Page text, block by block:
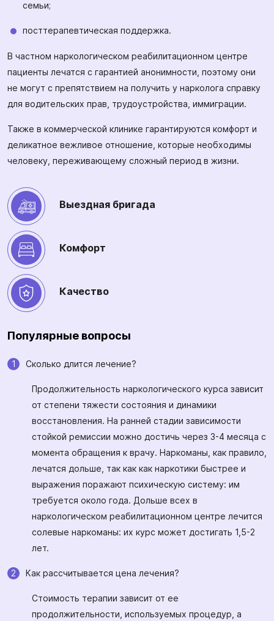
семьи;
посттерапевтическая поддержка.
В частном наркологическом реабилитационном центре
пациенты лечатся с гарантией анонимности, поэтому они
не могут с препятствием на получить у нарколога справку
для водительских прав, трудоустройства, иммиграции.
Также в коммерческой клинике гарантируются комфорт и
деликатное вежливое отношение, которые необходимы
человеку, переживающему сложный период в жизни.
Выездная бригада
Комфорт
Качество
Популярные вопросы
Сколько длится лечение?
Продолжительность наркологического курса зависит
от степени тяжести состояния и динамики
восстановления. На ранней стадии зависимости
стойкой ремиссии можно достичь через 3-4 месяца с
момента обращения к врачу. Наркоманы, как правило,
лечатся дольше, так как как наркотики быстрее и
выражения поражают психическую систему: им
требуется около года. Дольше всех в
наркологическом реабилитационном центре лечится
солевые наркоманы: их курс может достигать 1,5-2
лет.
Как рассчитывается цена лечения?
Стоимость терапии зависит от ее
продолжительности, используемых процедур, а